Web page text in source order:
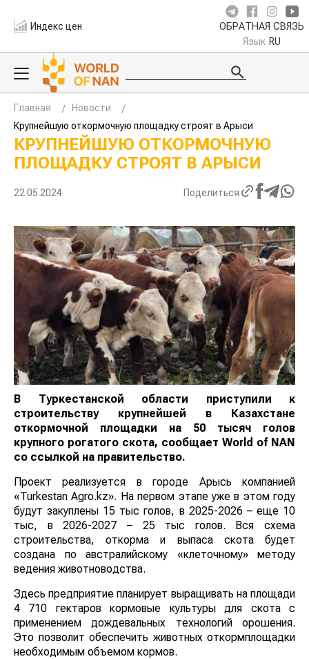
Индекс цен ОБРАТНАЯ СВЯЗЬ
Язык RU
Главная
Новости
Крупнейшую откормочную площадку строят в Арыси
КРУПНЕЙШУЮ ОТКОРМОЧНУЮ
ПЛОЩАДКУ СТРОЯТ В АРЫСИ
22.05.2024 Поделиться
В Туркестанской области приступили к
строительству крупнейшей в Казахстане
откормочной площадки на 50 тысяч голов
крупного рогатого скота, сообщает World of NAN
со ссылкой на правительство.
Проект реализуется в городе Арысь компанией
«Turkestan Agro.kz». На первом этапе уже в этом году
будут закуплены 15 тыс голов, в 2025-2026 – еще 10
тыс, в 2026-2027 – 25 тыс голов. Вся схема
строительства, откорма и выпаса скота будет
создана по австралийскому «клеточному» методу
ведения животноводства.
Здесь предприятие планирует выращивать на площади
4 710 гектаров кормовые культуры для скота с
применением дождевальных технологий орошения.
Это позволит обеспечить животных откормплощадки
необходимым объемом кормов.